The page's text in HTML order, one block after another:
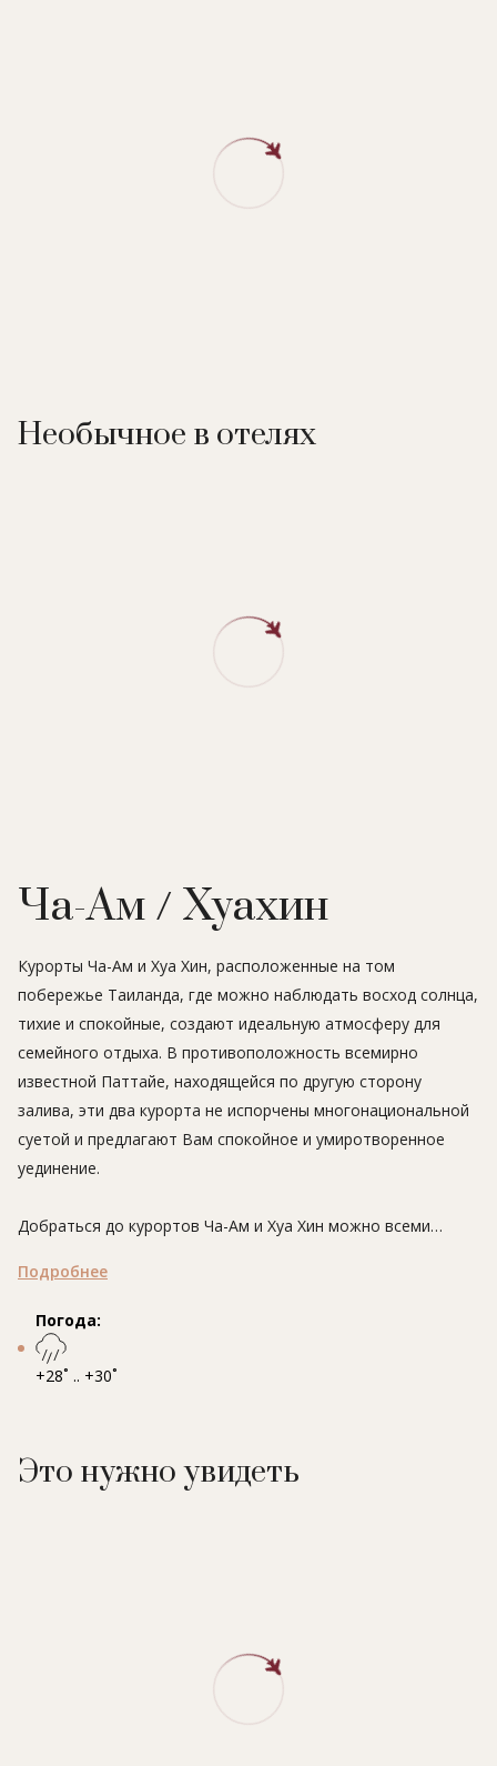
Необычное в отелях
Ча-Ам / Хуахин
Курорты Ча-Ам и Хуа Хин, расположенные на том
побережье Таиланда, где можно наблюдать восход солнца,
тихие и спокойные, создают идеальную атмосферу для
семейного отдыха. В противоположность всемирно
известной Паттайе, находящейся по другую сторону
залива, эти два курорта не испорчены многонациональной
суетой и предлагают Вам спокойное и умиротворенное
уединение.
Добраться до курортов Ча-Ам и Хуа Хин можно всеми
машине. Курорты находятся друг от друга на расстоянии 25
километров.
Подробнее
Погода:
+28˚ .. +30˚
Это нужно увидеть